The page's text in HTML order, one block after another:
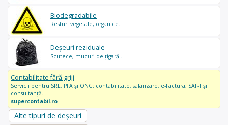
Biodegradabile
Resturi vegetale, organice..
Deșeuri reziduale
Scutece, mucuri de țigară..
Contabilitate fără griji
Servicii pentru SRL, PFA și ONG: contabilitate, salarizare, e-Factura, SAF-T și
consultanță.
supercontabil.ro
Alte tipuri de deșeuri